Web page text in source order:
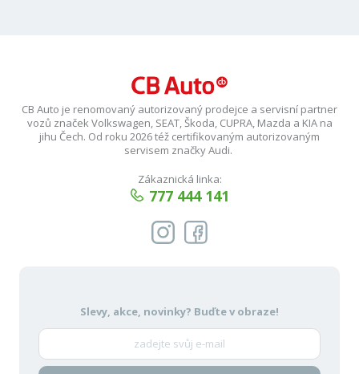
CB Auto je renomovaný autorizovaný prodejce a servisní partner
vozů značek Volkswagen, SEAT, Škoda, CUPRA, Mazda a KIA na
jihu Čech. Od roku 2026 též certifikovaným autorizovaným
servisem značky Audi.
Zákaznická linka:
777 444 141
Slevy, akce, novinky? Buďte v obraze!